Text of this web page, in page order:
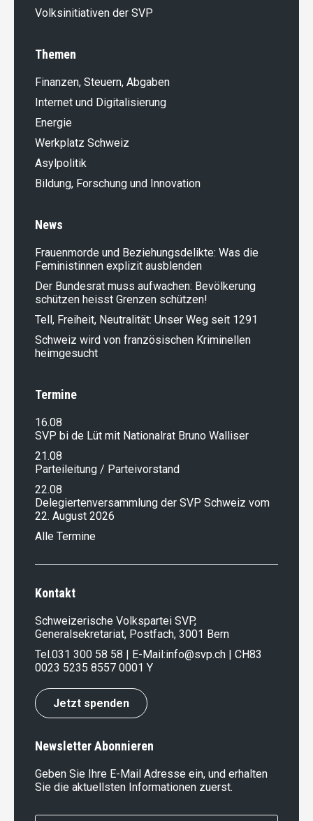
Volksinitiativen der SVP
Themen
Finanzen, Steuern, Abgaben
Internet und Digitalisierung
Energie
Werkplatz Schweiz
Asylpolitik
Bildung, Forschung und Innovation
News
Frauenmorde und Beziehungsdelikte: Was die
Feministinnen explizit ausblenden
Der Bundesrat muss aufwachen: Bevölkerung
schützen heisst Grenzen schützen!
Tell, Freiheit, Neutralität: Unser Weg seit 1291
Schweiz wird von französischen Kriminellen
heimgesucht
Termine
16.08
SVP bi de Lüt mit Nationalrat Bruno Walliser
21.08
Parteileitung / Parteivorstand
22.08
Delegiertenversammlung der SVP Schweiz vom
22. August 2026
Alle Termine
Kontakt
Schweizerische Volkspartei SVP,
Generalsekretariat, Postfach, 3001 Bern
Tel.031 300 58 58 | E-Mail:info@svp.ch | CH83
0023 5235 8557 0001 Y
Jetzt spenden
Newsletter Abonnieren
Geben Sie Ihre E-Mail Adresse ein, und erhalten
Sie die aktuellsten Informationen zuerst.